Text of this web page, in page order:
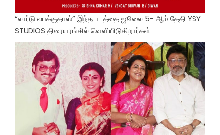
“லார்டு லபக்குதாஸ்” இந்த படத்தை ஜூலை 5- ஆம் தேதி YSY
STUDIOS திரையரங்கில் வெளியிடுகிறார்கள்